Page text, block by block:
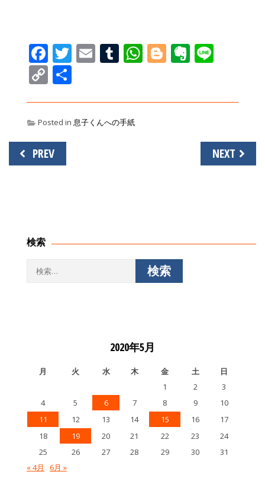
Facebook
Twitter
EmailTumblr
WhatsApp
Blogger
Copy
Posted in 息子くんへの手紙
投
稿
PREV NEXT
検索
2020年5月
月 火 水 木 金 土
日
1
2
3
4
5 6 7 8 9
10
11
12 13 14 15 16
17
18
19 20 21 22 23
24
25
26 27 28 29 30
31
« 4月
6月 »